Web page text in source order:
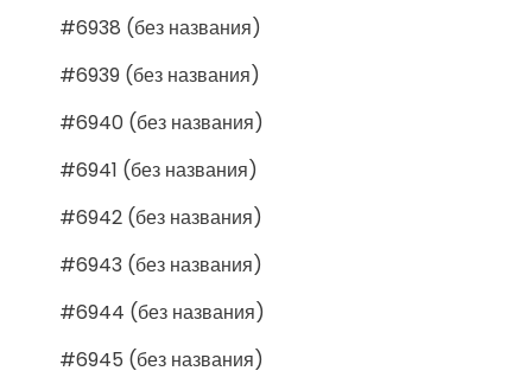
#6938 (без названия)
#6939 (без названия)
#6940 (без названия)
#6941 (без названия)
#6942 (без названия)
#6943 (без названия)
#6944 (без названия)
#6945 (без названия)